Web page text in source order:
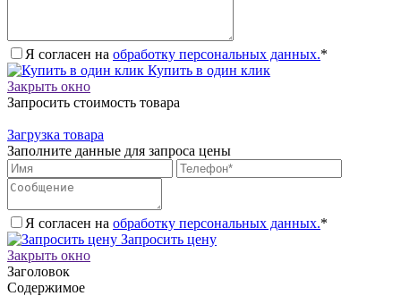
Я согласен на обработку персональных данных.*
Купить в один клик
Закрыть окно
Запросить стоимость товара
Загрузка товара
Заполните данные для запроса цены
Я согласен на обработку персональных данных.*
Запросить цену
Закрыть окно
Заголовок
Содержимое